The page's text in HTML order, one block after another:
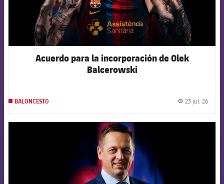
Acuerdo para la incorporación de Olek
Balcerowski
BALONCESTO 23 jul. 26
FCB Barcelona badge